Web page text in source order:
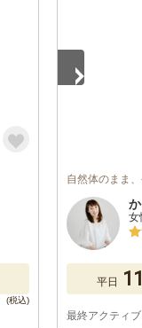
自然体のまま
女
平日
最終アクティ